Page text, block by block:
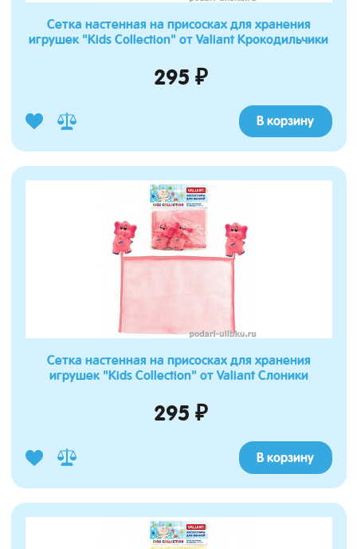
Сетка настенная на присосках для хранения
игрушек "Kids Collection" от Valiant Крокодильчики
295 ₽
В корзину
Сетка настенная на присосках для хранения
игрушек "Kids Collection" от Valiant Слоники
295 ₽
В корзину